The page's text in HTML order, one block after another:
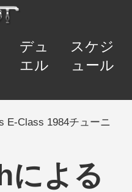
デュ
エル
スケジ
ュール
E-Class 1984チューニ
による